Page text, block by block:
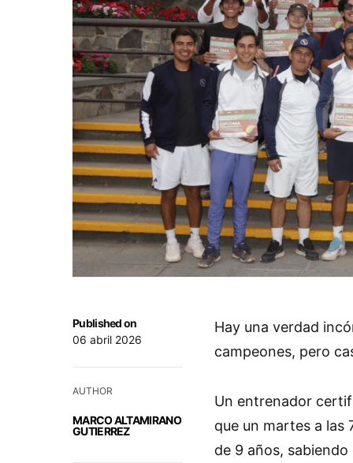
Published on
06 abril 2026
AUTHOR
MARCO ALTAMIRANO
GUTIERREZ
Hay una verdad
campeones, pero
Un entrenador
que un martes a las
de 9 años,